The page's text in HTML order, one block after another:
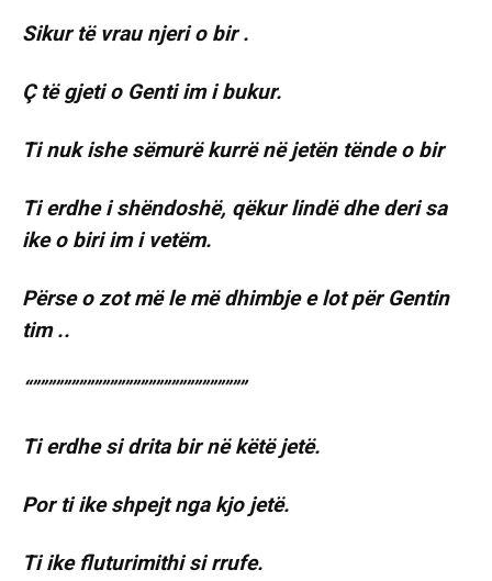
Sikur të vrau njeri o bir .
Ç të gjeti o Genti im i bukur.
Ti nuk ishe sëmurë kurrë në jetën tënde o bir
Ti erdhe i shëndoshë, qëkur lindë dhe deri sa
ike o biri im i vetëm.
Përse o zot më le më dhimbje e lot për Gentin
tim ..
“””””””””””””””””””””””””””””
Ti erdhe si drita bir në këtë jetë.
Por ti ike shpejt nga kjo jetë.
Ti ike fluturimithi si rrufe.